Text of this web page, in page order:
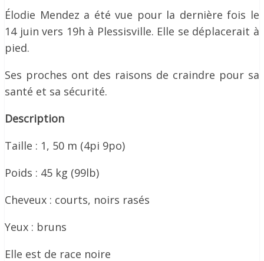
Élodie Mendez a été vue pour la dernière fois le
14 juin vers 19h à Plessisville. Elle se déplacerait à
pied.
Ses proches ont des raisons de craindre pour sa
santé et sa sécurité.
Description
Taille : 1, 50 m (4pi 9po)
Poids : 45 kg (99lb)
Cheveux : courts, noirs rasés
Yeux : bruns
Elle est de race noire